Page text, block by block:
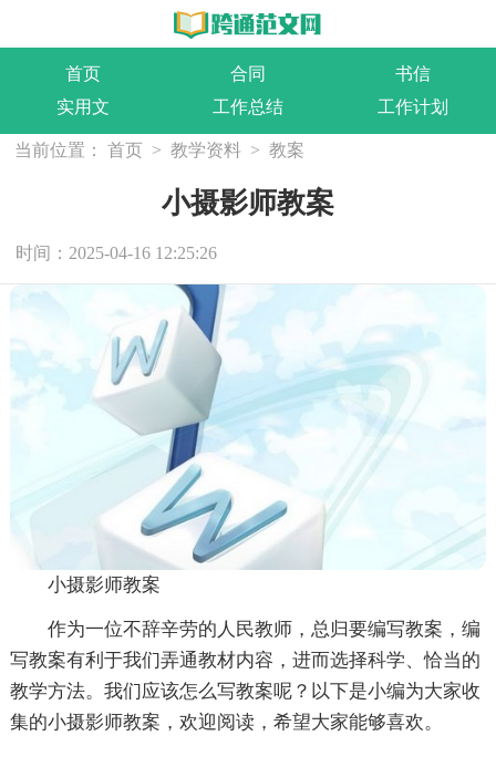
首页 合同
书信
实用文
工作总结 工作计划
当前位置： 首页 > 教学资料 > 教案
小摄影师教案
时间：2025-04-16 12:25:26
小摄影师教案
作为一位不辞辛劳的人民教师，总归要编写教案，编
写教案有利于我们弄通教材内容，进而选择科学、恰当的
教学方法。我们应该怎么写教案呢？以下是小编为大家收
集的小摄影师教案，欢迎阅读，希望大家能够喜欢。